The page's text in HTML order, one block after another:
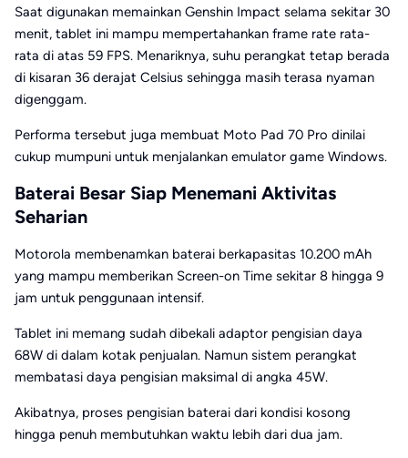
Saat digunakan memainkan Genshin Impact selama sekitar 30
menit, tablet ini mampu mempertahankan frame rate rata-
rata di atas 59 FPS. Menariknya, suhu perangkat tetap berada
di kisaran 36 derajat Celsius sehingga masih terasa nyaman
digenggam.
Performa tersebut juga membuat Moto Pad 70 Pro dinilai
cukup mumpuni untuk menjalankan emulator game Windows.
Baterai Besar Siap Menemani Aktivitas
Seharian
Motorola membenamkan baterai berkapasitas 10.200 mAh
yang mampu memberikan Screen-on Time sekitar 8 hingga 9
jam untuk penggunaan intensif.
Tablet ini memang sudah dibekali adaptor pengisian daya
68W di dalam kotak penjualan. Namun sistem perangkat
membatasi daya pengisian maksimal di angka 45W.
Akibatnya, proses pengisian baterai dari kondisi kosong
hingga penuh membutuhkan waktu lebih dari dua jam.